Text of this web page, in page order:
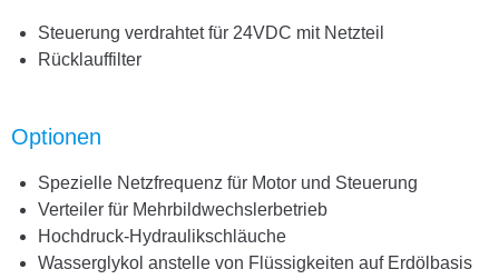
Steuerung verdrahtet für 24VDC mit Netzteil
Rücklauffilter
Optionen
Spezielle Netzfrequenz für Motor und Steuerung
Verteiler für Mehrbildwechslerbetrieb
Hochdruck-Hydraulikschläuche
Wasserglykol anstelle von Flüssigkeiten auf Erdölbasis